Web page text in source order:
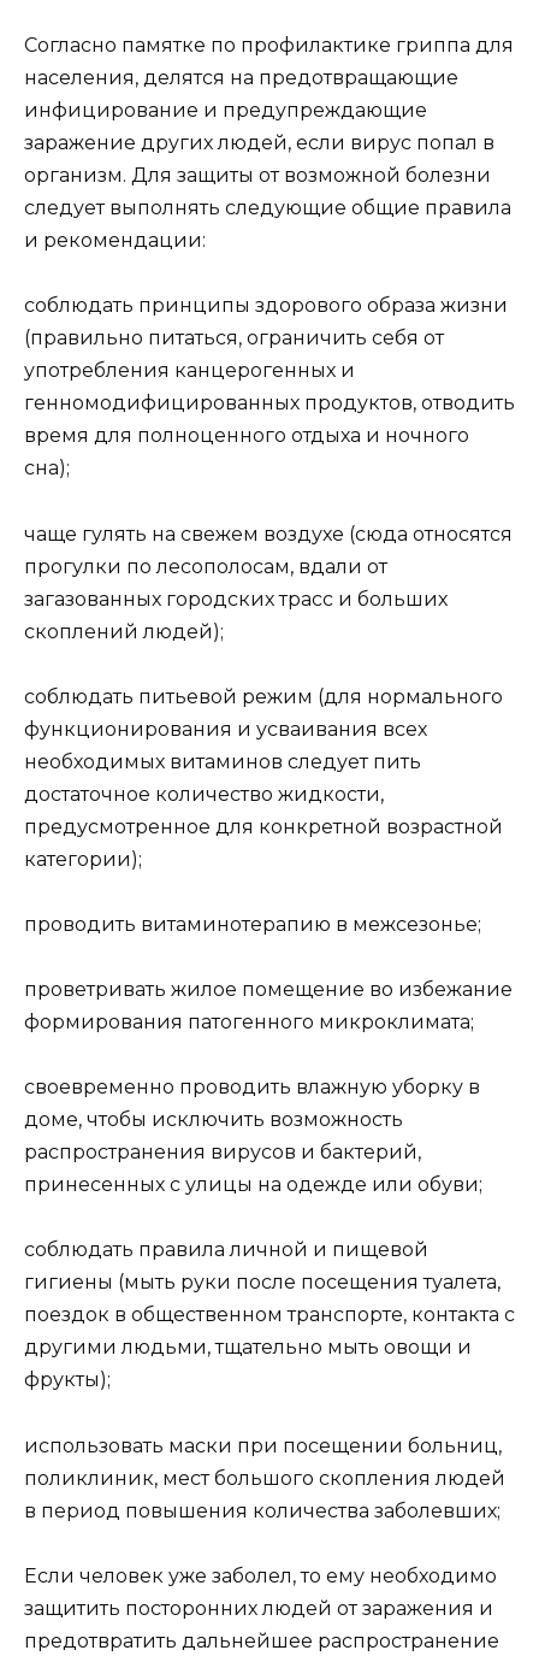
Согласно памятке по профилактике гриппа для
населения, делятся на предотвращающие
инфицирование и предупреждающие
заражение других людей, если вирус попал в
организм. Для защиты от возможной болезни
следует выполнять следующие общие правила
и рекомендации:
соблюдать принципы здорового образа жизни
(правильно питаться, ограничить себя от
употребления канцерогенных и
генномодифицированных продуктов, отводить
время для полноценного отдыха и ночного
сна);
чаще гулять на свежем воздухе (сюда относятся
прогулки по лесополосам, вдали от
загазованных городских трасс и больших
скоплений людей);
соблюдать питьевой режим (для нормального
функционирования и усваивания всех
необходимых витаминов следует пить
достаточное количество жидкости,
предусмотренное для конкретной возрастной
категории);
проводить витаминотерапию в межсезонье;
проветривать жилое помещение во избежание
формирования патогенного микроклимата;
своевременно проводить влажную уборку в
доме, чтобы исключить возможность
распространения вирусов и бактерий,
принесенных с улицы на одежде или обуви;
соблюдать правила личной и пищевой
гигиены (мыть руки после посещения туалета,
поездок в общественном транспорте, контакта с
другими людьми, тщательно мыть овощи и
фрукты);
использовать маски при посещении больниц,
поликлиник, мест большого скопления людей
в период повышения количества заболевших;
Если человек уже заболел, то ему необходимо
защитить посторонних людей от заражения и
предотвратить дальнейшее распространение